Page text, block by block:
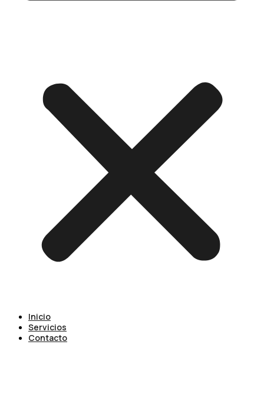
Inicio
Servicios
Contacto